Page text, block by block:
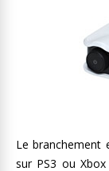
Le branchement
sur PS3 ou